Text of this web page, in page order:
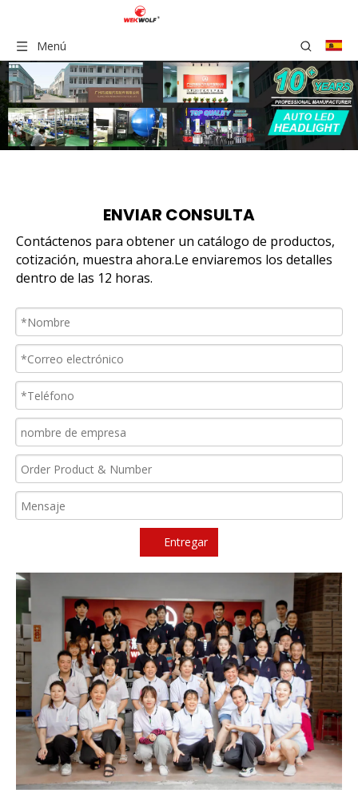
Menú
ENVIAR CONSULTA
Contáctenos para obtener un catálogo de productos,
cotización, muestra ahora.Le enviaremos los detalles
dentro de las 12 horas.
Entregar